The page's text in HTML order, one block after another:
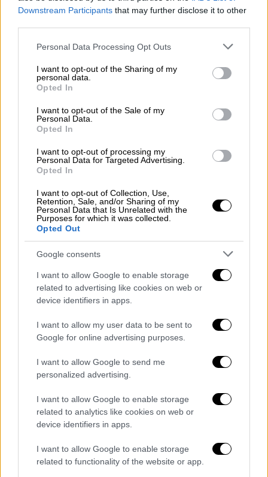
Downstream Participants that may further disclose it to other
Please note that this website/app uses one or more Google
not limited to your visit or usage behaviour. You may click to
grant or deny consent to Google and its third-party tags to
use your data for below specified purposes in below Google
consent section.
Personal Data Processing Opt Outs
I want to opt-out of the Sharing of my
personal data.
Opted In
I want to opt-out of the Sale of my
Personal Data.
Opted In
I want to opt-out of processing my
Personal Data for Targeted Advertising.
Opted In
I want to opt-out of Collection, Use,
Retention, Sale, and/or Sharing of my
Personal Data that Is Unrelated with the
Purposes for which it was collected.
Opted Out
Google consents
I want to allow Google to enable storage
related to advertising like cookies on web or
device identifiers in apps.
I want to allow my user data to be sent to
Google for online advertising purposes.
I want to allow Google to send me
personalized advertising.
I want to allow Google to enable storage
related to analytics like cookies on web or
device identifiers in apps.
I want to allow Google to enable storage
related to functionality of the website or app.